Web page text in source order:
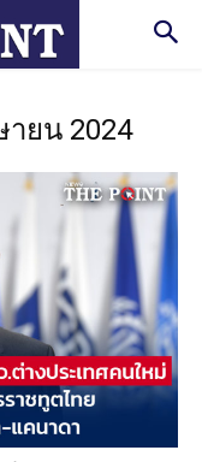
ายน 2024